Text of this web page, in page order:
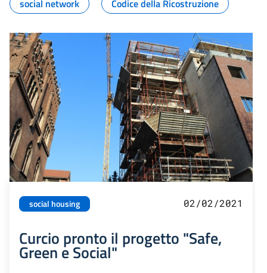
social network
Codice della Ricostruzione
social housing 02/02/2021
Curcio pronto il progetto "Safe,
Green e Social"